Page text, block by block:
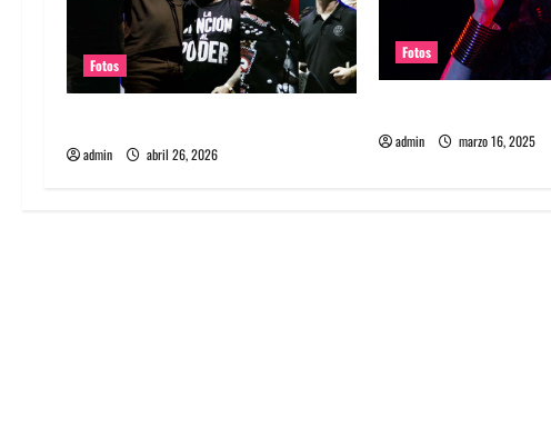
n
e
Fotos
admin abril 26, 2026
Fotos
admin marzo 16, 2025